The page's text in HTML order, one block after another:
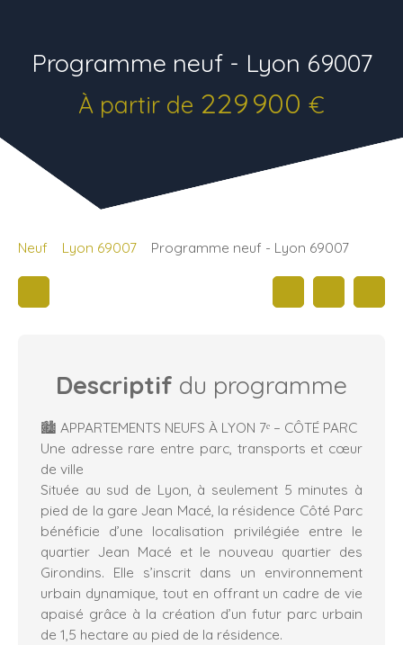
Programme neuf - Lyon 69007
À partir de 229 900 €
Neuf Lyon 69007 Programme neuf - Lyon 69007
Descriptif du programme
🏙️ APPARTEMENTS NEUFS À LYON 7ᵉ – CÔTÉ PARC
Une adresse rare entre parc, transports et cœur
de ville
Située au sud de Lyon, à seulement 5 minutes à
pied de la gare Jean Macé, la résidence Côté Parc
bénéficie d’une localisation privilégiée entre le
quartier Jean Macé et le nouveau quartier des
Girondins. Elle s’inscrit dans un environnement
urbain dynamique, tout en offrant un cadre de vie
apaisé grâce à la création d’un futur parc urbain
de 1,5 hectare au pied de la résidence.